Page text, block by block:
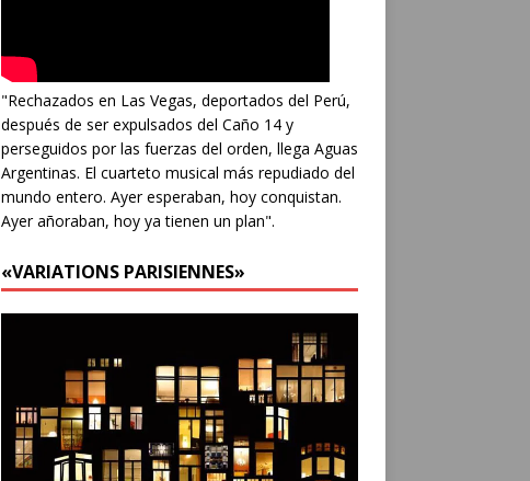
"Rechazados en Las Vegas, deportados del Perú,
después de ser expulsados del Caño 14 y
perseguidos por las fuerzas del orden, llega Aguas
Argentinas. El cuarteto musical más repudiado del
mundo entero. Ayer esperaban, hoy conquistan.
Ayer añoraban, hoy ya tienen un plan".
«VARIATIONS PARISIENNES»